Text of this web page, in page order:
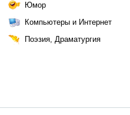
Юмор
Компьютеры и Интернет
Поэзия, Драматургия